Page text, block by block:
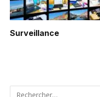
Surveillance